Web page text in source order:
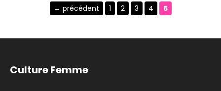
← précédent Page
1 Page
2 Page
3 Page
4 Page
5
Culture Femme